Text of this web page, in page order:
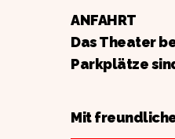
ANFAHRT
Das Theater
Parkplätze
Mit